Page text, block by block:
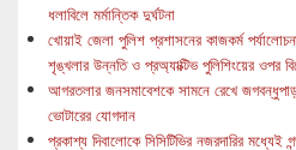
ধলাবিলে মর্মান্তিক দুর্ঘটনা
খোয়াই জেলা পুলিশ প্রশাসনের কাজকর্ম
শৃঙ্খলার উন্নতি ও প্রঅ্যাক্টিভ পুলিশিংয়ের ওপর
আগরতলার জনসমাবেশকে সামনে রেখে
ভোটারের যোগদান
প্রকাশ্য দিবালোকে সিসিটিভির নজরদারির মধ্যেই